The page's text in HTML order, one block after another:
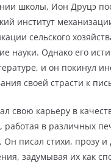
школы, Ион Друцэ
институт
сельского
науки. Однако его
и он покинул
своей страсти к
свою карьеру в
работая в различных
писал стихи, прозу и
задумывая их как